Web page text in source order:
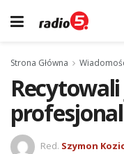
Strona Główna
Red. Szymon